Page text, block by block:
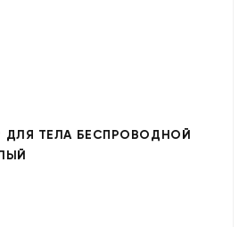
ДЛЯ ТЕЛА БЕСПРОВОДНОЙ